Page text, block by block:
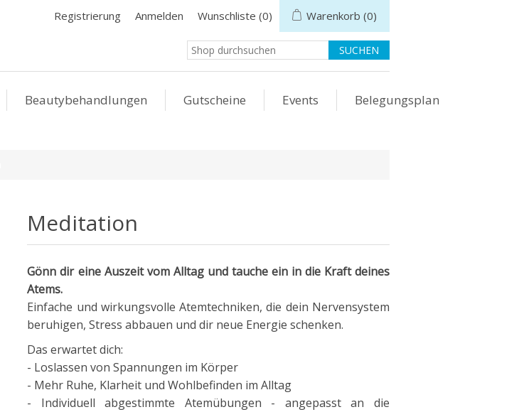
Registrierung Anmelden Wunschliste (0) Warenkorb (0)
Beautybehandlungen Gutscheine Events Belegungsplan
Meditation
Gönn dir eine Auszeit vom Alltag und tauche ein in die Kraft deines
Atems.
Einfache und wirkungsvolle Atemtechniken, die dein Nervensystem
beruhigen, Stress abbauen und dir neue Energie schenken.
Das erwartet dich:
- Loslassen von Spannungen im Körper
- Mehr Ruhe, Klarheit und Wohlbefinden im Alltag
- Individuell abgestimmte Atemübungen - angepasst an die